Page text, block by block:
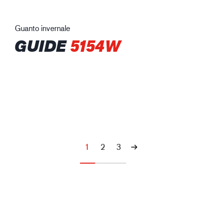
Guanto invernale
GUIDE5154W
1 2 3